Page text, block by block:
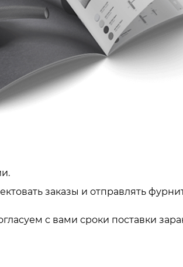
заказы и отправлять
с вами сроки поставки